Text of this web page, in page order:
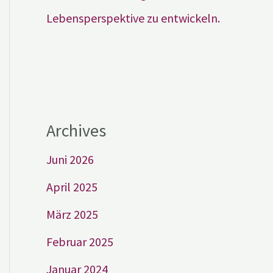
Lebensperspektive zu entwickeln.
Archives
Juni 2026
April 2025
März 2025
Februar 2025
Januar 2024